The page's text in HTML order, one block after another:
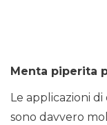
Menta piperita
Le applicazioni
sono davvero